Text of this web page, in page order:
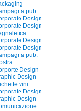
pub.
Design
Design
Design
Design
pub.
Design
Design
vini
Design
Design